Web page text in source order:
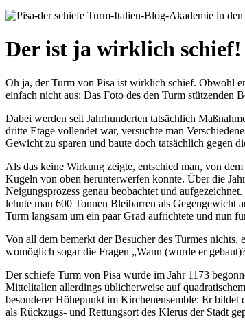
Der ist ja wirklich schief!
Oh ja, der Turm von Pisa ist wirklich schief. Obwohl
einfach nicht aus: Das Foto des den Turm stützenden
Dabei werden seit Jahrhunderten tatsächlich
dritte Etage vollendet war, versuchte man
Gewicht zu sparen und baute doch tatsächlich gegen
Als das keine Wirkung zeigte, entschied man, von
Kugeln von oben herunterwerfen konnte. Über die
Neigungsprozess genau beobachtet und
lehnte man 600 Tonnen Bleibarren als Gegengewicht
Turm langsam um ein paar Grad aufrichtete und nun
Von all dem bemerkt der Besucher des Turmes
womöglich sogar die Fragen „Wann (wurde er
Der schiefe Turm von Pisa wurde im Jahr 1173
Mittelitalien allerdings üblicherweise auf
besonderer Höhepunkt im Kirchenensemble: Er bildet
als Rückzugs- und Rettungsort des Klerus der Stadt